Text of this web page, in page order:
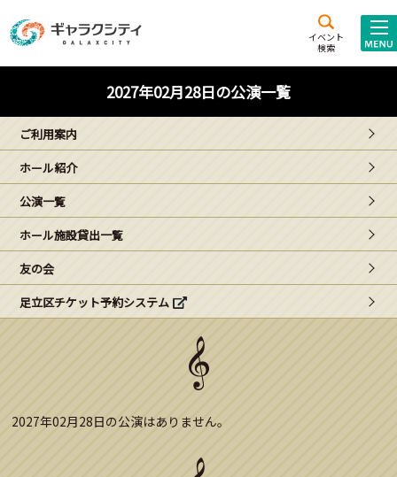
イベント
検索
施設案内
西新井
文化ホール
ギャラクシティとは
こどもみーてぃんぐ
Gがくえん
ブランドからのお知らせ
2027年02月28日の公演一覧
ご利用案内
ホール紹介
公演一覧
ホール施設貸出一覧
友の会
足立区チケット予約システム
2027年02月28日の公演はありません。